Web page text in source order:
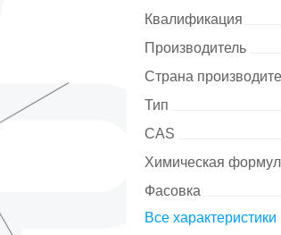
Квалификация
Производитель
Страна
Тип
CAS
Химическая
Фасовка
Все характеристики